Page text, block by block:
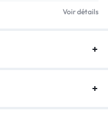
Voir détails